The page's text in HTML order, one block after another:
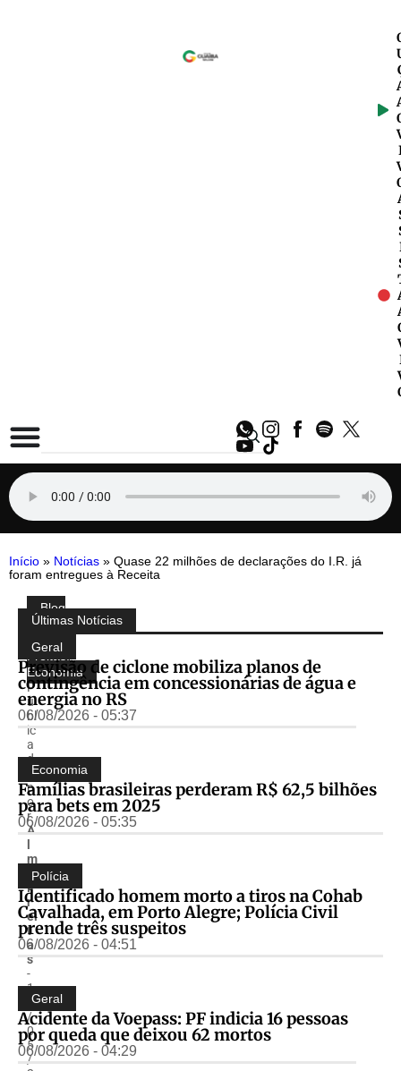
Início » Notícias » Quase 22 milhões de declarações do I.R. já
foram entregues à Receita
Compartilhe:
Blog
do
Almir
Freitas
Economia
P
u
bl
ic
a
d
o
p
o
r
A
l
m
ir
F
r
ei
t
a
s
-
1
1
/
0
5
/
Últimas Notícias
Geral
Previsão de ciclone mobiliza planos de
contingência em concessionárias de água e
energia no RS
06/08/2026 - 05:37
Economia
Famílias brasileiras perderam R$ 62,5 bilhões
para bets em 2025
06/08/2026 - 05:35
Polícia
Identificado homem morto a tiros na Cohab
Cavalhada, em Porto Alegre; Polícia Civil
prende três suspeitos
06/08/2026 - 04:51
Geral
Acidente da Voepass: PF indicia 16 pessoas
por queda que deixou 62 mortos
06/08/2026 - 04:29